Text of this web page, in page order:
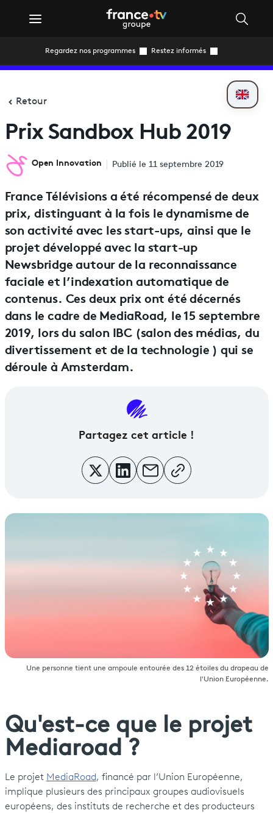
Regardez nos programmes Restez informés
Retour
Prix Sandbox Hub 2019
Open Innovation Publié le 11 septembre 2019
France Télévisions a été récompensé de deux
prix, distinguant à la fois le dynamisme de
son activité avec les start-ups, ainsi que le
projet développé avec la start-up
Newsbridge autour de la reconnaissance
faciale et l’indexation automatique de
contenus. Ces deux prix ont été décernés
dans le cadre de MediaRoad, le 15 septembre
2019, lors du salon IBC (salon des médias, du
divertissement et de la technologie ) qui se
déroule à Amsterdam.
Partagez cet article !
Une personne tient une ampoule entourée des 12 étoiles du drapeau de
l'Union Européenne.
Qu'est-ce que le projet
Mediaroad ?
Le projet MediaRoad, financé par l’Union Européenne,
implique plusieurs des principaux groupes audiovisuels
européens, des instituts de recherche et des producteurs